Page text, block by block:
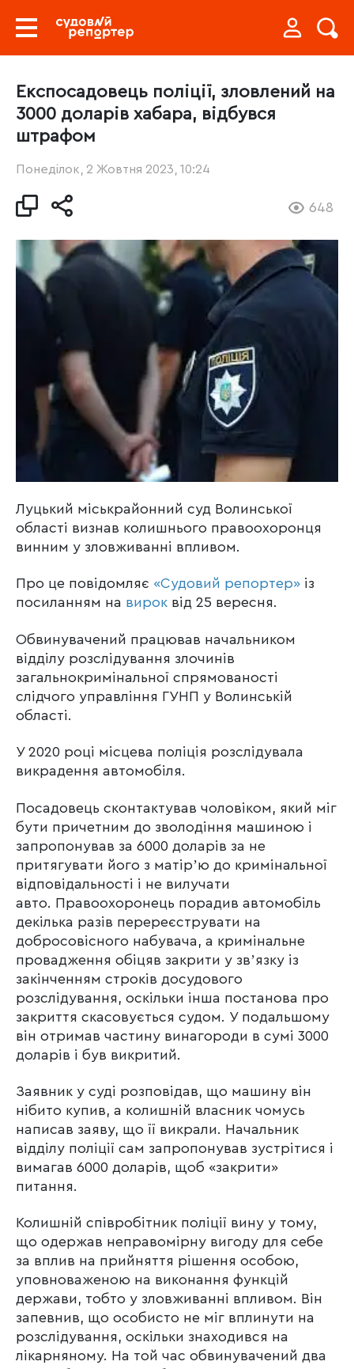
Експосадовець поліції, зловлений на
3000 доларів хабара, відбувся
штрафом
Понеділок, 2 Жовтня 2023, 10:24
648
Луцький міськрайонний суд Волинської
області визнав колишнього правоохоронця
винним у зловживанні впливом.
Про це повідомляє «Судовий репортер» із
посиланням на вирок від 25 вересня.
Обвинувачений працював начальником
відділу розслідування злочинів
загальнокримінальної спрямованості
слідчого управління ГУНП у Волинській
області.
У 2020 році місцева поліція розслідувала
викрадення автомобіля.
Посадовець сконтактував чоловіком, який міг
бути причетним до зволодіння машиною і
запропонував за 6000 доларів за не
притягувати його з матірʼю до кримінальної
відповідальності і не вилучати
авто. Правоохоронець порадив автомобіль
декілька разів перереєструвати на
добросовісного набувача, а кримінальне
провадження обіцяв закрити у звʼязку із
закінченням строків досудового
розслідування, оскільки інша постанова про
закриття скасовується судом. У подальшому
він отримав частину винагороди в сумі 3000
доларів і був викритий.
Заявник у суді розповідав, що машину він
нібито купив, а колишній власник чомусь
написав заяву, що її викрали. Начальник
відділу поліції сам запропонував зустрітися і
вимагав 6000 доларів, щоб «закрити»
питання.
Колишній співробітник поліції вину у тому,
що одержав неправомірну вигоду для себе
за вплив на прийняття рішення особою,
уповноваженою на виконання функцій
держави, тобто у зловживанні впливом. Він
запевнив, що особисто не міг вплинути на
розслідування, оскільки знаходився на
лікарняному. На той час обвинувачений два